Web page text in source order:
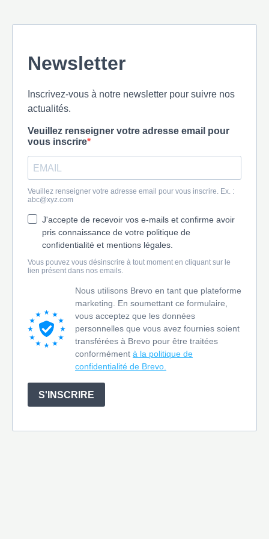
Newsletter
Inscrivez-vous à notre newsletter pour suivre nos
actualités.
Veuillez renseigner votre adresse email pour
vous inscrire
Veuillez renseigner votre adresse email pour vous inscrire. Ex. :
abc@xyz.com
J'accepte de recevoir vos e-mails et confirme avoir
pris connaissance de votre politique de
confidentialité et mentions légales.
Vous pouvez vous désinscrire à tout moment en cliquant sur le
lien présent dans nos emails.
Nous utilisons Brevo en tant que plateforme
marketing. En soumettant ce formulaire,
vous acceptez que les données
personnelles que vous avez fournies soient
transférées à Brevo pour être traitées
conformément à la politique de
confidentialité de Brevo.
S'INSCRIRE